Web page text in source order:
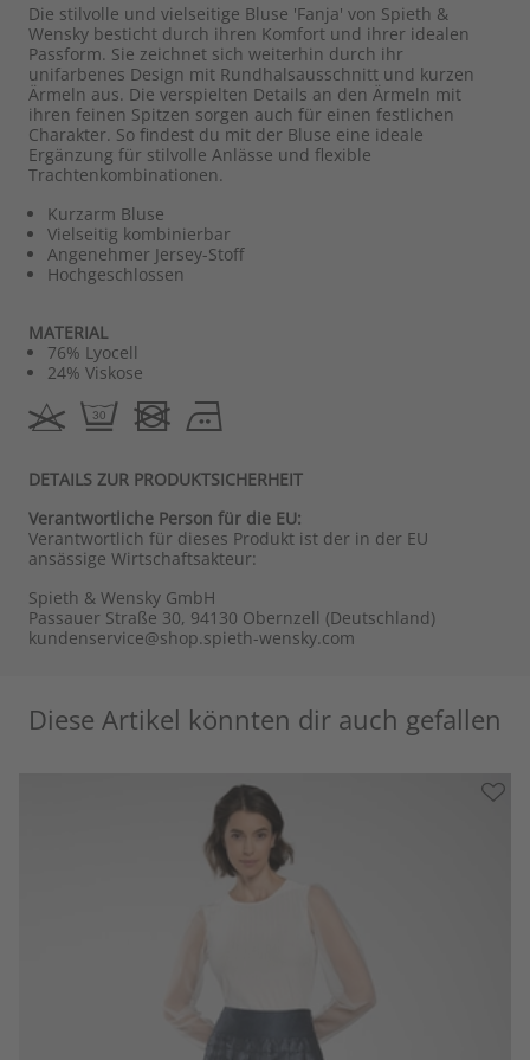
Die stilvolle und vielseitige Bluse 'Fanja' von Spieth &
Wensky besticht durch ihren Komfort und ihrer idealen
Passform. Sie zeichnet sich weiterhin durch ihr
unifarbenes Design mit Rundhalsausschnitt und kurzen
Ärmeln aus. Die verspielten Details an den Ärmeln mit
ihren feinen Spitzen sorgen auch für einen festlichen
Charakter. So findest du mit der Bluse eine ideale
Ergänzung für stilvolle Anlässe und flexible
Trachtenkombinationen.
Kurzarm Bluse
Vielseitig kombinierbar
Angenehmer Jersey-Stoff
Hochgeschlossen
MATERIAL
76% Lyocell
24% Viskose
DETAILS ZUR PRODUKTSICHERHEIT
Verantwortliche Person für die EU:
Verantwortlich für dieses Produkt ist der in der EU
ansässige Wirtschaftsakteur:
Spieth & Wensky GmbH
Passauer Straße 30, 94130 Obernzell (Deutschland)
kundenservice@shop.spieth-wensky.com
Diese Artikel könnten dir auch gefallen